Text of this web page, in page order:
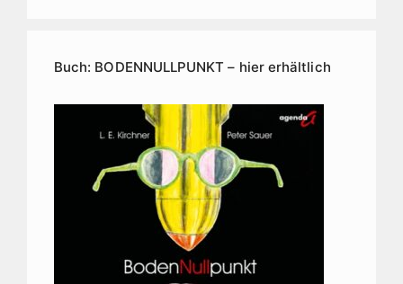
Buch: BODENNULLPUNKT – hier erhältlich